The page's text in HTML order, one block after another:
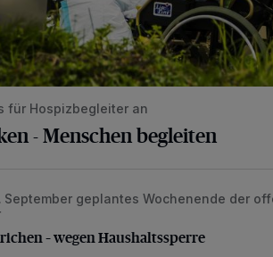
für Hospizbegleiter an
- Menschen begleiten
– wegen Haushaltssperre
September geplantes Wochenende der
– wegen Haushaltssperre